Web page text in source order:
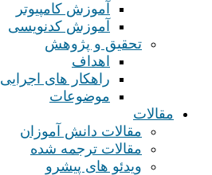
آموزش کامپیوتر
آموزش کدنویسی
تحقیق و پژوهش
اهداف
راهکار های اجرایی
موضوعات
مقالات
مقالات دانش آموزان
مقالات ترجمه شده
ویدئو های پیشرو